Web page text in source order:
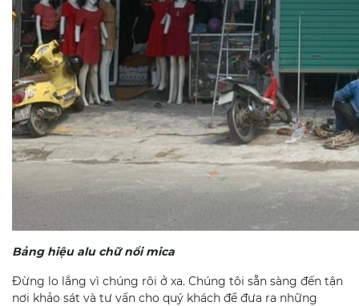
Bảng hiệu alu chữ nổi mica
Đừng lo lắng vì chúng rôi ở xa. Chúng tôi sẵn sàng đến tận
nơi khảo sát và tư vấn cho quý khách để đưa ra những